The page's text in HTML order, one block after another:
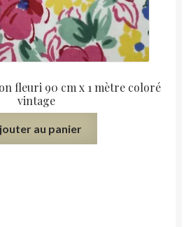
fleuri 90 cm x 1 mètre coloré
vintage
au panier